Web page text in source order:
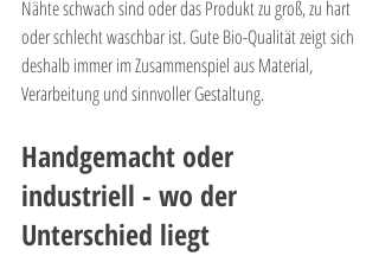
Nähte schwach sind oder das Produkt zu groß, zu hart
oder schlecht waschbar ist. Gute Bio-Qualität zeigt sich
deshalb immer im Zusammenspiel aus Material,
Verarbeitung und sinnvoller Gestaltung.
Handgemacht oder
industriell - wo der
Unterschied liegt